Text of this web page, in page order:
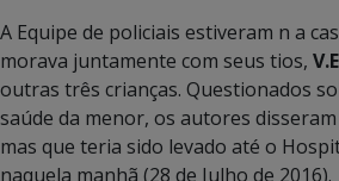
A Equipe de policiais estiveram n a
morava juntamente com seus tios,
outras três crianças. Questionados
saúde da menor, os autores
mas que teria sido levado até o
naquela manhã (28 de Julho de 2016).